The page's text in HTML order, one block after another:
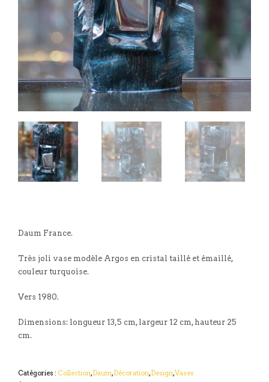
Daum France.
Très joli vase modèle Argos en cristal taillé et émaillé,
couleur turquoise.
Vers 1980.
Dimensions: longueur 13,5 cm, largeur 12 cm, hauteur 25
cm.
Catégories : Collection,Daum,Décoration,Design,Vases